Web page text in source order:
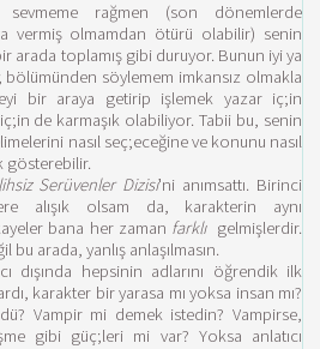
rağmen (son dönemlerde
vermiş olmamdan ötürü olabilir) senin
arada toplamış gibi duruyor. Bunun iyi ya
söylemem imkansız olmakla
bir araya getirip işlemek yazar iç;in
de karmaşık olabiliyor. Tabii bu, senin
nasıl seç;eceğine ve konunu nasıl
gösterebilir.
Serüvenler Dizisi'ni anımsattı. Birinci
alışık olsam da, karakterin aynı
bana her zaman farklı gelmişlerdir.
bu arada, yanlış anlaşılmasın.
dışında hepsinin adlarını öğrendik ilk
karakter bir yarasa mı yoksa insan mı?
Vampir mi demek istedin? Vampirse,
gibi güç;leri mi var? Yoksa anlatıcı